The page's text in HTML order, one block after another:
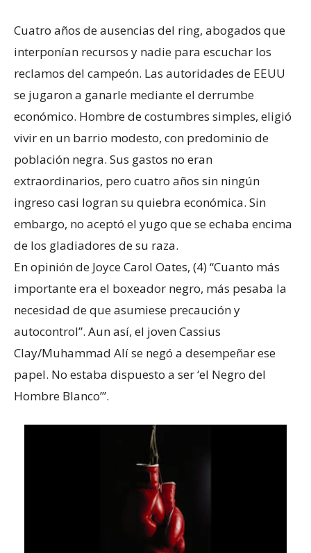
Cuatro años de ausencias del ring, abogados que
interponían recursos y nadie para escuchar los
reclamos del campeón. Las autoridades de EEUU
se jugaron a ganarle mediante el derrumbe
económico. Hombre de costumbres simples, eligió
vivir en un barrio modesto, con predominio de
población negra. Sus gastos no eran
extraordinarios, pero cuatro años sin ningún
ingreso casi logran su quiebra económica. Sin
embargo, no aceptó el yugo que se echaba encima
de los gladiadores de su raza.
En opinión de Joyce Carol Oates, (4) “Cuanto más
importante era el boxeador negro, más pesaba la
necesidad de que asumiese precaución y
autocontrol”. Aun así, el joven Cassius
Clay/Muhammad Alí se negó a desempeñar ese
papel. No estaba dispuesto a ser ‘el Negro del
Hombre Blanco’”.